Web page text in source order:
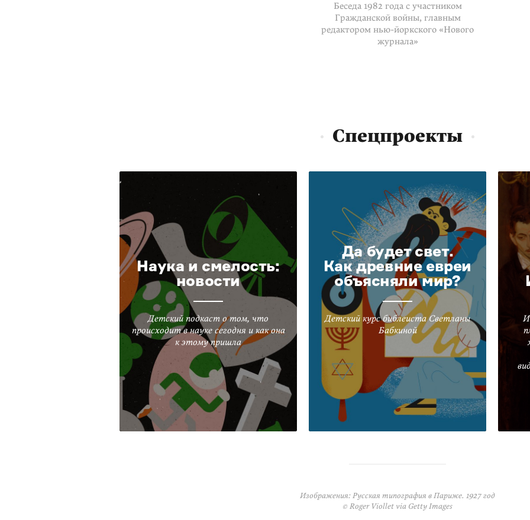
Беседа 1982 года с участником
Гражданской войны, главным
редактором нью-йоркского «Нового
журнала»
Спецпроекты
Наука и смелость:
новости
Детский подкаст о том, что
происходит в науке сегодня и как она
к этому пришла
Да будет свет.
Как древние евреи
объясняли мир?
Детский курс библеиста Светланы
Бабкиной
Изображения: Русская типография в Париже. 1927 год
© Roger Viollet via Getty Images